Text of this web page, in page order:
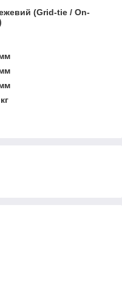
(Grid-tie / On-